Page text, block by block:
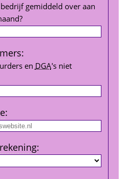
gemiddeld over aan
:
en DGA's niet
:
: